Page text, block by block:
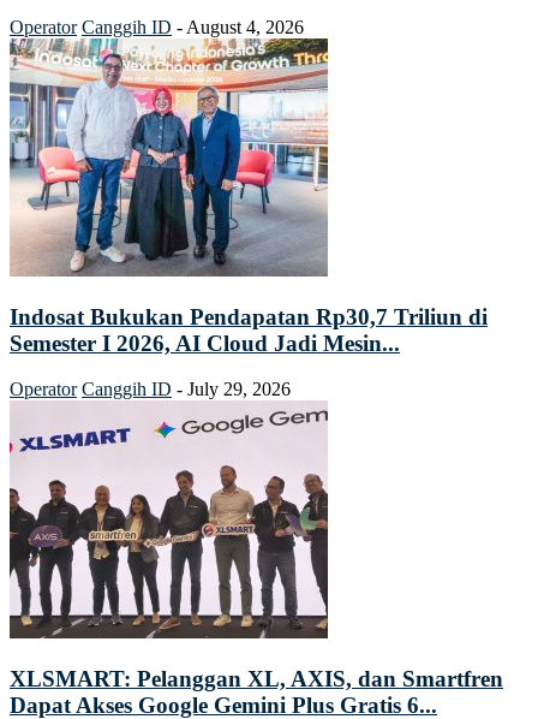
Operator Canggih ID - August 4, 2026
Indosat Bukukan Pendapatan Rp30,7 Triliun di
Semester I 2026, AI Cloud Jadi Mesin...
Operator Canggih ID - July 29, 2026
XLSMART: Pelanggan XL, AXIS, dan Smartfren
Dapat Akses Google Gemini Plus Gratis 6...